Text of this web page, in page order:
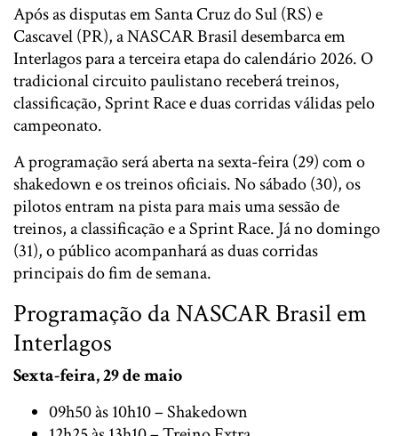
Após as disputas em Santa Cruz do Sul (RS) e
Cascavel (PR), a NASCAR Brasil desembarca em
Interlagos para a terceira etapa do calendário 2026. O
tradicional circuito paulistano receberá treinos,
classificação, Sprint Race e duas corridas válidas pelo
campeonato.
A programação será aberta na sexta-feira (29) com o
shakedown e os treinos oficiais. No sábado (30), os
pilotos entram na pista para mais uma sessão de
treinos, a classificação e a Sprint Race. Já no domingo
(31), o público acompanhará as duas corridas
principais do fim de semana.
Programação da NASCAR Brasil em
Interlagos
Sexta-feira, 29 de maio
09h50 às 10h10 – Shakedown